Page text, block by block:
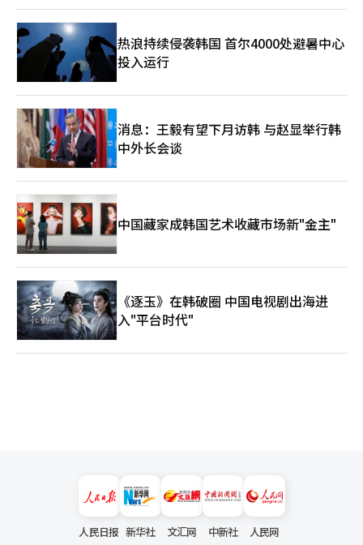
热浪持续侵袭韩国 首尔4000处避暑中心
投入运行
消息：王毅有望下月访韩 与赵显举行韩
中外长会谈
中国藏家成韩国艺术收藏市场新"金主"
《逐玉》在韩破圈 中国电视剧出海进
入"平台时代"
人民日报 新华社 文汇网 中新社 人民网